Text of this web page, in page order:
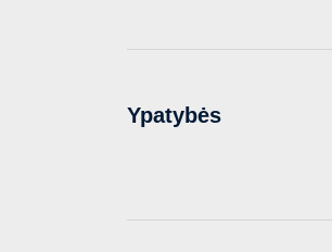
Ypatybės